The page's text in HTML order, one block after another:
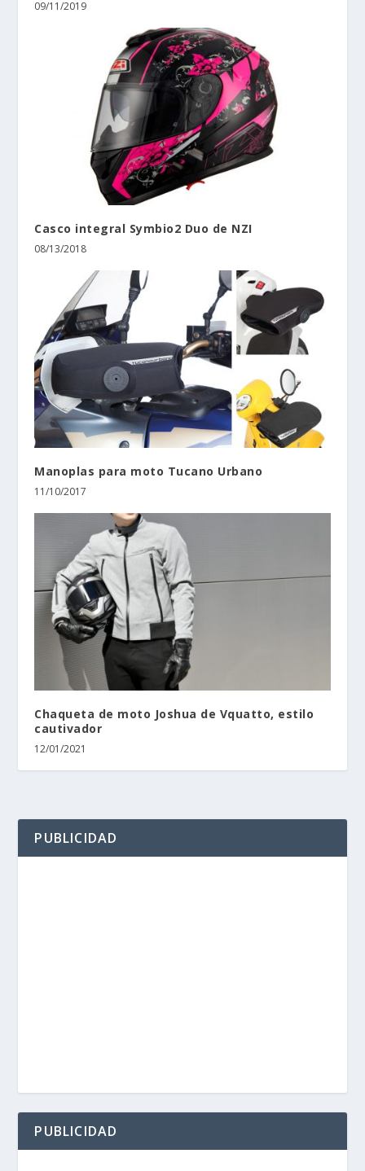
09/11/2019
Casco integral Symbio2 Duo de NZI
08/13/2018
Manoplas para moto Tucano Urbano
11/10/2017
Chaqueta de moto Joshua de Vquatto, estilo
cautivador
12/01/2021
PUBLICIDAD
PUBLICIDAD